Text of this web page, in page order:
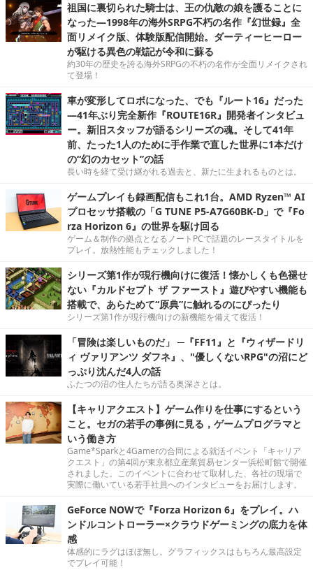
祖国に裏切られた騎士は、王の仇敵の娘を護ることに
なった―1998年の海外SRPG不朽の名作『幻世録』全
面リメイク版、体験版配信開始。ダーティーヒーロー
が駆ける異色の戦記が令和に蘇る
約30年の歴史を誇る海外SRPGの不朽の名作が全面リメイクされ
て登場！
車が変形してロボになった、でも『ルート16』だった
―41年ぶり完全新作『ROUTE16R』開発者インタビュ
ー。新旧スタッフが語るシリーズの魂。そして41年
前、たった1人のために手作業で直した世界に1本だけ
の“幻のカセット”の話
長い時を経て受け継がれる過去と、新たに生まれるものとは。
ゲームプレイも録画配信もこれ1台。AMD Ryzen™ AI
プロセッサ搭載の「G TUNE P5-A7G60BK-D」で『Fo
rza Horizon 6』の世界を駆け回る
ゲーム＆制作の拠点となるノートPCで話題のレースタイトルを
プレイ。放熱性能もチェックしました！
シリーズ第1作が現行機向けに復活！懐かしくも色褪せ
ない『カルドセプト ザ ファースト』遊びやすい機能も
搭載で、あらためて“原典”に触れるのにぴったり
シリーズ第1作が現行機向けの新機能を備えて復活！
「冒険は楽しいものだ」 ─『FF11』と『ウィザードリ
ィ ヴァリアンツ ダフネ』、"優しくないRPG"の沼にど
っぷり沈んだ4人の話
ふたつの沼の住人たちが語る奥深さとは。
【キャリアクエスト】ゲーム作りを仕事にするという
こと。セガの若手の事例に見る，ゲームプログラマと
いう働き方
Game*Sparkと4Gamerの合同による就活イベント「キャリア
クエスト」の第4回が東京都立産業貿易センター浜松町館で開催
されました。このイベントに合わせて取材した、各社の現場で
実際に働いている若手社員へのインタビューをお届けします。
GeForce NOWで『Forza Horizon 6』をプレイ。ハ
ンドルコントローラー×クラウドゲーミングの底力を体
感
体感的にラグはほぼ無し。グラフィックスはもちろん最高設定
でプレイ可能！